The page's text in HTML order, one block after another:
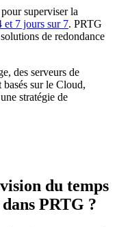
superviser la
et 7 jours sur 7. PRTG
de redondance
des serveurs de
basés sur le Cloud,
stratégie de
du temps
PRTG ?